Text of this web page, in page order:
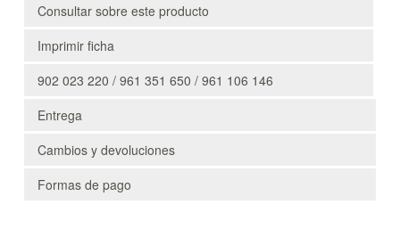
Consultar sobre este producto
Imprimir ficha
902 023 220 / 961 351 650 / 961 106 146
Entrega
Cambios y devoluciones
Formas de pago